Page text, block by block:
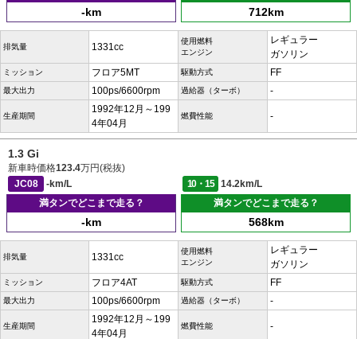
-km 712km
排気量 1331cc
使用燃料
エンジン
レギュラー
ガソリン
ミッション フロア5MT 駆動方式 FF
最大出力 100ps/6600rpm 過給器（ターボ） -
生産期間
1992年12月～199
4年04月
燃費性能 -
1.3 Gi
新車時価格123.4万円(税抜)
JC08
-km/L 10・15
14.2km/L
満タンでどこまで走る？
-km
満タンでどこまで走る？
568km
排気量 1331cc
使用燃料
エンジン
レギュラー
ガソリン
ミッション フロア4AT 駆動方式 FF
最大出力 100ps/6600rpm 過給器（ターボ） -
生産期間
1992年12月～199
4年04月
燃費性能 -